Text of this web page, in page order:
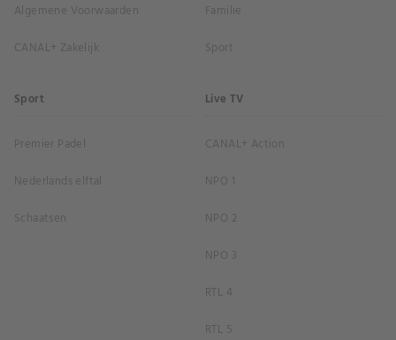
Algemene Voorwaarden
CANAL+ Zakelijk
Familie
Sport
Sport
Premier Padel
Nederlands elftal
Schaatsen
Live TV
CANAL+ Action
NPO 1
NPO 2
NPO 3
RTL 4
RTL 5